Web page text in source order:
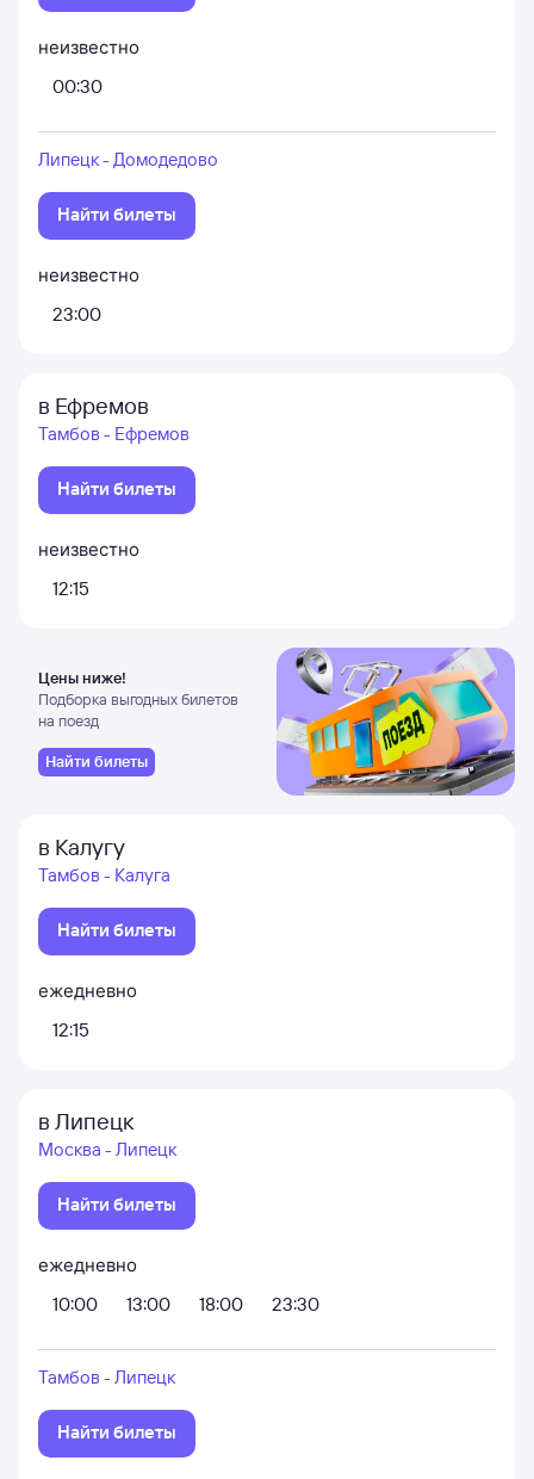
неизвестно
00:30
Липецк - Домодедово
Найти билеты
неизвестно
23:00
в Ефремов
Тамбов - Ефремов
Найти билеты
неизвестно
12:15
Цены ниже!
Подборка выгодных билетов
на поезд
Найти билеты
в Калугу
Тамбов - Калуга
Найти билеты
ежедневно
12:15
в Липецк
Москва - Липецк
Найти билеты
ежедневно
10:00
13:00 18:00 23:30
Тамбов - Липецк
Найти билеты